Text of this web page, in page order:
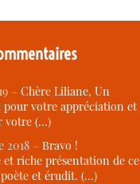
–Chère Liliane, Un
pour votre appréciation et
votre (…)
2018 –Bravo !
et riche présentation de ce
et érudit. (…)